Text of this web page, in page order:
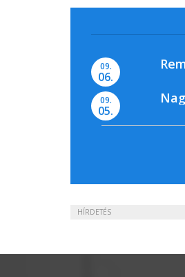
09.
06.
09.
05.
HÍRDETÉS